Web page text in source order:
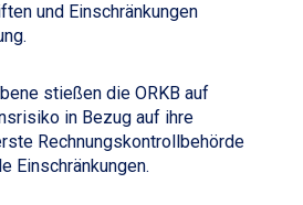
und Einschränkungen
stießen die ORKB auf
in Bezug auf ihre
Rechnungskontrollbehörde
Einschränkungen.